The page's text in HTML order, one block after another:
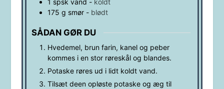
175 g smør- blødt
SÅDAN GØR DU
Hvedemel, brun farin, kanel og peber
kommes i en stor røreskål og blandes.
Potaske røres ud i lidt koldt vand.
Tilsæt deen opløste potaske og æg til